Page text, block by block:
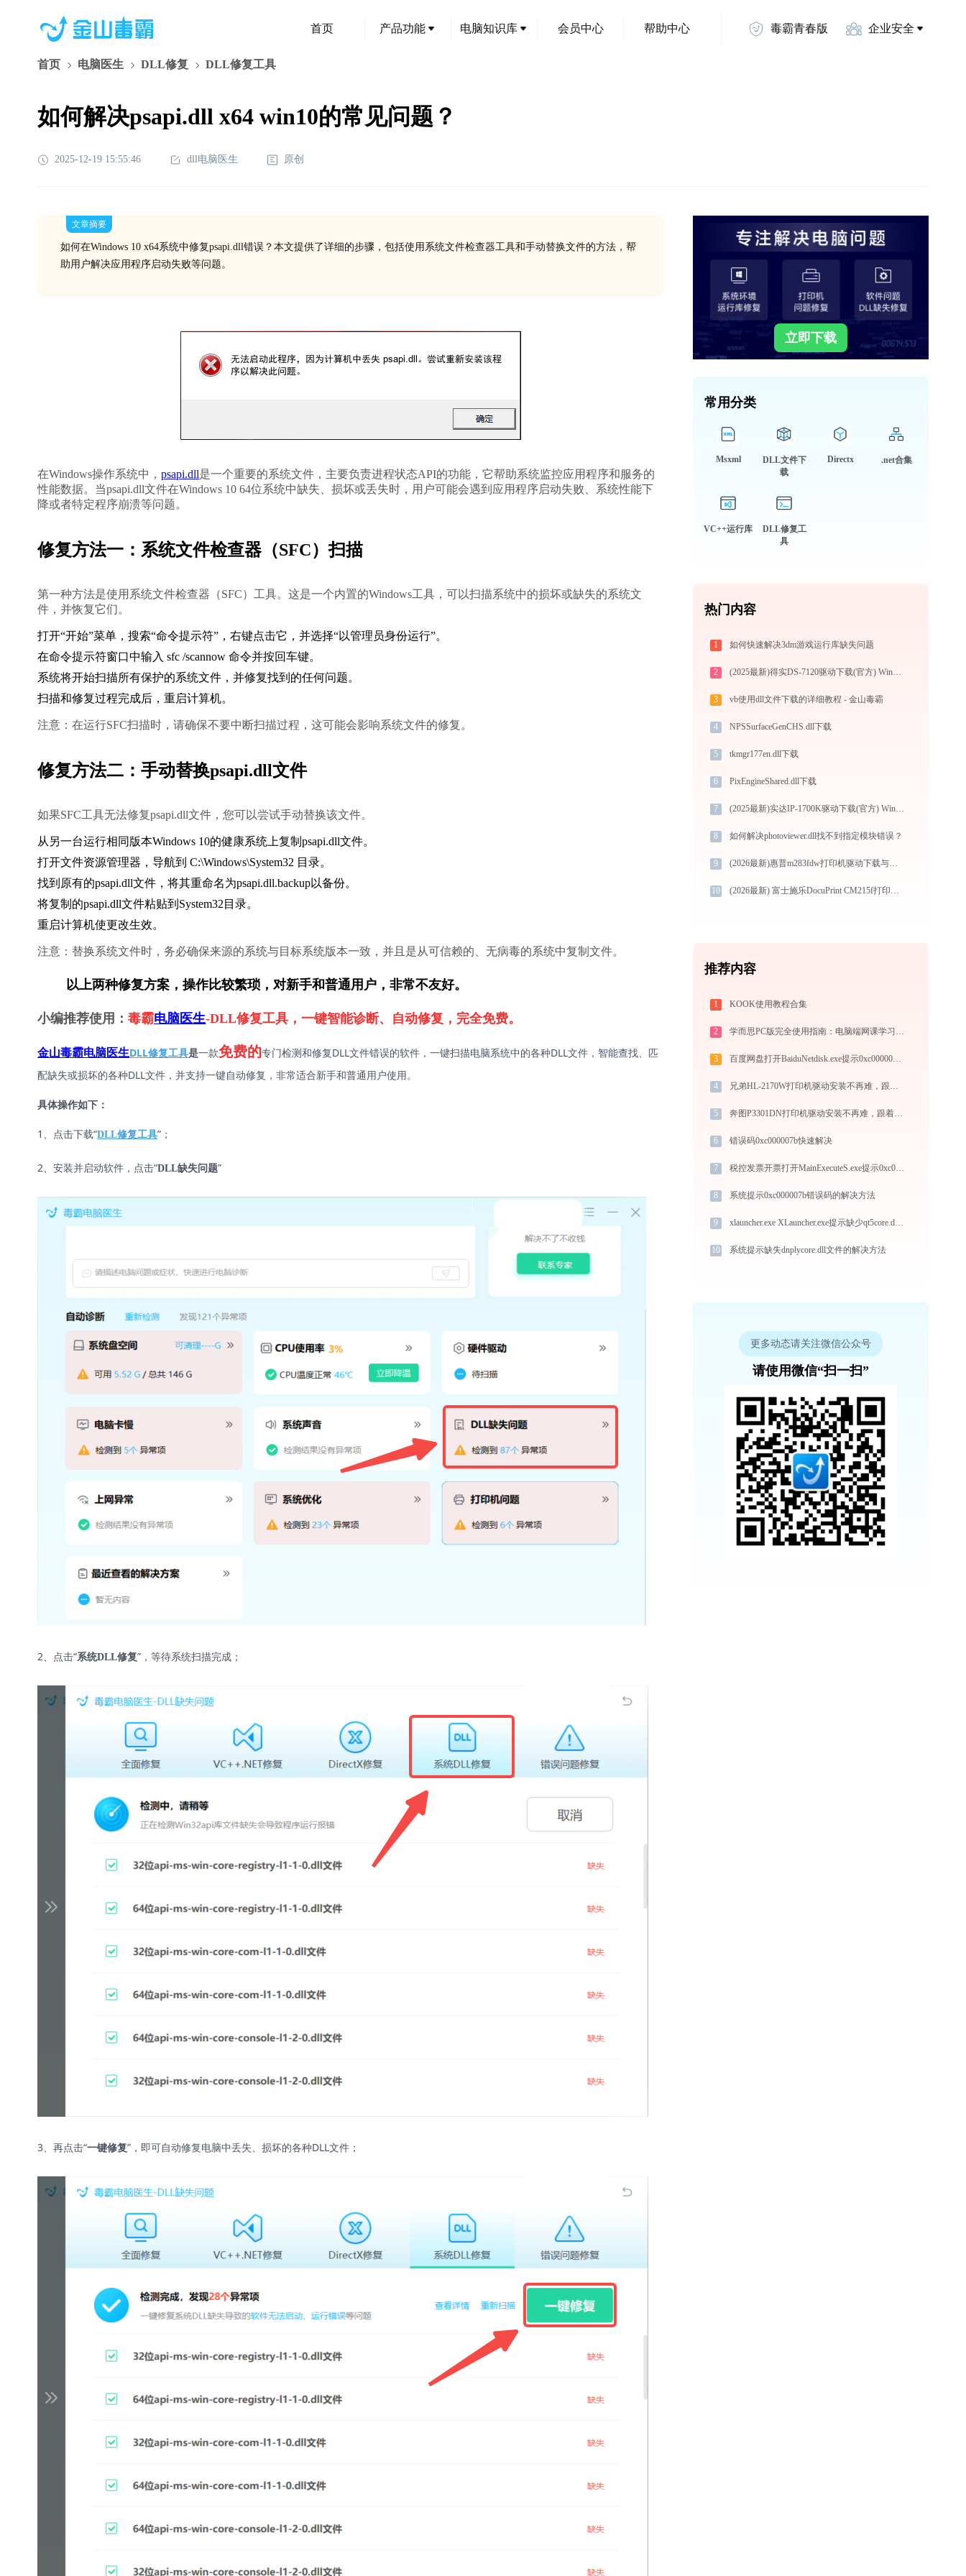
首页 产品功能 电脑知识库 会员中心 帮助中心 毒霸青春版 企业安全
首页 电脑医生 DLL修复 DLL修复工具
如何解决psapi.dll x64 win10的常见问题？
2025-12-19 15:55:46 dll电脑医生 原创
文章摘要
如何在Windows 10 x64系统中修复psapi.dll错误？本文提供了详细的步骤，包括使用系统文件检查器工具和手动替换文件的方法，帮
助用户解决应用程序启动失败等问题。
在Windows操作系统中， psapi.dll是一个重要的系统文件，主要负责进程状态API的功能，它帮助系统监控应用程序和服务的
性能数据。当psapi.dll文件在Windows 10 64位系统中缺失、损坏或丢失时，用户可能会遇到应用程序启动失败、系统性能下
降或者特定程序崩溃等问题。
修复方法一：系统文件检查器（SFC）扫描
第一种方法是使用系统文件检查器（SFC）工具。这是一个内置的Windows工具，可以扫描系统中的损坏或缺失的系统文
件，并恢复它们。
打开“开始”菜单，搜索“命令提示符”，右键点击它，并选择“以管理员身份运行”。
在命令提示符窗口中输入 sfc /scannow 命令并按回车键。
系统将开始扫描所有保护的系统文件，并修复找到的任何问题。
扫描和修复过程完成后，重启计算机。
注意：在运行SFC扫描时，请确保不要中断扫描过程，这可能会影响系统文件的修复。
修复方法二：手动替换psapi.dll文件
如果SFC工具无法修复psapi.dll文件，您可以尝试手动替换该文件。
从另一台运行相同版本Windows 10的健康系统上复制psapi.dll文件。
打开文件资源管理器，导航到 C:\Windows\System32 目录。
找到原有的psapi.dll文件，将其重命名为psapi.dll.backup以备份。
将复制的psapi.dll文件粘贴到System32目录。
重启计算机使更改生效。
注意：替换系统文件时，务必确保来源的系统与目标系统版本一致，并且是从可信赖的、无病毒的系统中复制文件。
以上两种修复方案，操作比较繁琐，对新手和普通用户，非常不友好。
小编推荐使用： 毒霸电脑医生-DLL修复工具，一键智能诊断、自动修复，完全免费。
金山毒霸电脑医生DLL修复工具是一款免费的专门检测和修复DLL文件错误的软件，一键扫描电脑系统中的各种DLL文件，智能查找、匹
配缺失或损坏的各种DLL文件，并支持一键自动修复，非常适合新手和普通用户使用。
具体操作如下：
1、点击下载“DLL修复工具”；
2、安装并启动软件，点击“DLL缺失问题”
2、点击“系统DLL修复”，等待系统扫描完成；
3、再点击“一键修复”，即可自动修复电脑中丢失、损坏的各种DLL文件；
立即下载
常用分类
Msxml
DLL文件下
载
Directx .net合集
VC++运行库
DLL修复工
具
热门内容
1 如何快速解决3dm游戏运行库缺失问题
2 (2025最新)得实DS-7120驱动下载(官方) Win10/Win11兼容
3 vb使用dll文件下载的详细教程 - 金山毒霸
4 NPSSurfaceGenCHS.dll下载
5 tkmgr177en.dll下载
6 PixEngineShared.dll下载
7 (2025最新)实达IP-1700K驱动下载(官方) Win10/Win11兼容
8 如何解决photoviewer.dll找不到指定模块错误？
9 (2026最新)惠普m283fdw打印机驱动下载与安装教程：新手也能轻松搞定
10 (2026最新) 富士施乐DocuPrint CM215f打印机连接问题解决方法 -金山毒霸
推荐内容
1 KOOK使用教程合集
2 学而思PC版完全使用指南：电脑端网课学习从安装到高效上课（2026最新）
3 百度网盘打开BaiduNetdisk.exe提示0xc000007b错误码怎么办
4 兄弟HL-2170W打印机驱动安装不再难，跟着这些步骤一学就会
5 奔图P3301DN打印机驱动安装不再难，跟着这些步骤一学就会
6 错误码0xc000007b快速解决
7 税控发票开票打开MainExecuteS.exe提示0xc000000d错误码怎么办
8 系统提示0xc000007b错误码的解决方法
9 xlauncher.exe XLauncher.exe提示缺少qt5core.dll文件的解决办法
10 系统提示缺失dnplycore.dll文件的解决方法
更多动态请关注微信公众号
请使用微信“扫一扫”